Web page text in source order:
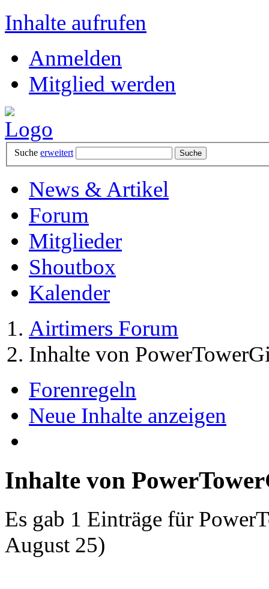
Inhalte aufrufen
Anmelden
Mitglied werden
Suche erweitert
News & Artikel
Forum
Mitglieder
Shoutbox
Kalender
Airtimers Forum
Inhalte von
Forenregeln
Neue Inhalte anzeigen
Inhalte von
Es gab 1 Einträge für
August 25)